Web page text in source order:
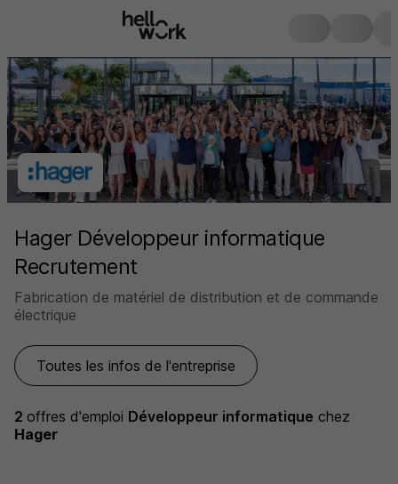
Hager Développeur informatique
Recrutement
Fabrication de matériel de distribution et de commande
électrique
Toutes les infos de l'entreprise
2 offres d'emploi Développeur informatique chez
Hager